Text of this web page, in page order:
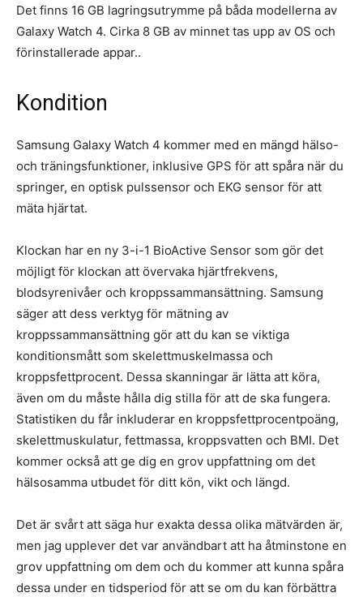
Det finns 16 GB lagringsutrymme på båda modellerna av
Galaxy Watch 4. Cirka 8 GB av minnet tas upp av OS och
förinstallerade appar..
Kondition
Samsung Galaxy Watch 4 kommer med en mängd hälso-
och träningsfunktioner, inklusive GPS för att spåra när du
springer, en optisk pulssensor och EKG sensor för att
mäta hjärtat.
Klockan har en ny 3-i-1 BioActive Sensor som gör det
möjligt för klockan att övervaka hjärtfrekvens,
blodsyrenivåer och kroppssammansättning. Samsung
säger att dess verktyg för mätning av
kroppssammansättning gör att du kan se viktiga
konditionsmått som skelettmuskelmassa och
kroppsfettprocent. Dessa skanningar är lätta att köra,
även om du måste hålla dig stilla för att de ska fungera.
Statistiken du får inkluderar en kroppsfettprocentpoäng,
skelettmuskulatur, fettmassa, kroppsvatten och BMI. Det
kommer också att ge dig en grov uppfattning om det
hälsosamma utbudet för ditt kön, vikt och längd.
Det är svårt att säga hur exakta dessa olika mätvärden är,
men jag upplever det var användbart att ha åtminstone en
grov uppfattning om dem och du kommer att kunna spåra
dessa under en tidsperiod för att se om du kan förbättra